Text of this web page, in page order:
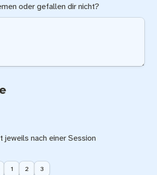
oder gefallen dir nicht?
jeweils nach einer Session
1 2 3